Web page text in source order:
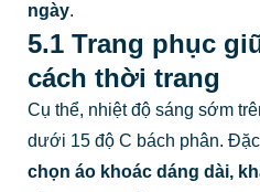
ngày.
5.1 Trang phục
cách thời trang
Cụ thể, nhiệt độ sáng sớm
dưới 15 độ C bách phân.
chọn áo khoác dáng dài,